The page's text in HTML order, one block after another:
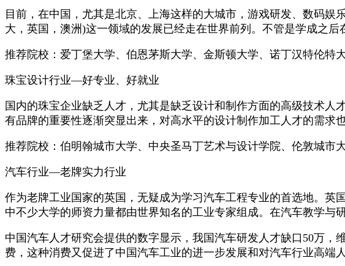
目前，在中国，尤其是北京、上海这样的大城市，游戏研发、数码
大，英国，澳洲)这一领域的发展已经走在世界前列。不管是学成之后
推荐院校：爱丁堡大学、伯恩茅斯大学、金斯顿大学、诺丁汉特伦特
珠宝设计行业—好专业、好就业
国内的珠宝企业缺乏人才，尤其是缺乏设计和制作方面的高级技术
有品牌的重要性逐渐突显出来，对高水平的设计制作加工人才的需求
推荐院校：伯明翰城市大学、中央圣马丁艺术与设计学院、伦敦城市
汽车行业—老牌实力行业
作为老牌工业国家的英国，无疑成为学习汽车工程专业的首选地。
中不少大学的师资力量都由世界知名的工业专家组成。在汽车教学与
中国汽车人才研究会提供的数字显示，我国汽车研发人才缺口50万
费，这种消费又促进了中国汽车工业的进一步发展和对汽车行业高端